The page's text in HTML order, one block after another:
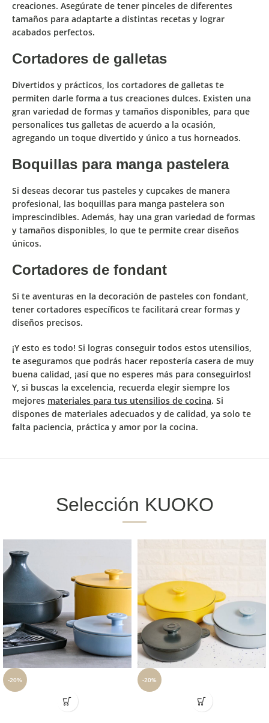
creaciones. Asegúrate de tener pinceles de diferentes
tamaños para adaptarte a distintas recetas y lograr
acabados perfectos.
Cortadores de galletas
Divertidos y prácticos, los cortadores de galletas te
permiten darle forma a tus creaciones dulces. Existen una
gran variedad de formas y tamaños disponibles, para que
personalices tus galletas de acuerdo a la ocasión,
agregando un toque divertido y único a tus horneados.
Boquillas para manga pastelera
Si deseas decorar tus pasteles y cupcakes de manera
profesional, las boquillas para manga pastelera son
imprescindibles. Además, hay una gran variedad de formas
y tamaños disponibles, lo que te permite crear diseños
únicos.
Cortadores de fondant
Si te aventuras en la decoración de pasteles con fondant,
tener cortadores específicos te facilitará crear formas y
diseños precisos.
¡Y esto es todo! Si logras conseguir todos estos utensilios,
te aseguramos que podrás hacer repostería casera de muy
buena calidad, ¡así que no esperes más para conseguirlos!
Y, si buscas la excelencia, recuerda elegir siempre los
mejores materiales para tus utensilios de cocina. Si
dispones de materiales adecuados y de calidad, ya solo te
falta paciencia, práctica y amor por la cocina.
Selección KUOKO
-20% -20%